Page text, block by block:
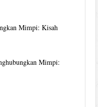
Mimpi: Kisah
Mimpi: